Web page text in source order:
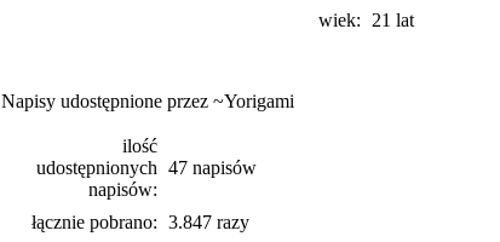
wiek:
21 lat
Napisy udostępnione przez ~Yorigami
ilość
udostępnionych
napisów:
47 napisów
łącznie pobrano: 3.847 razy